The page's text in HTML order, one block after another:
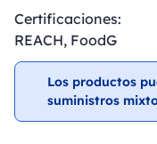
Certificaciones:
REACH, FoodG
Los productos
suministros